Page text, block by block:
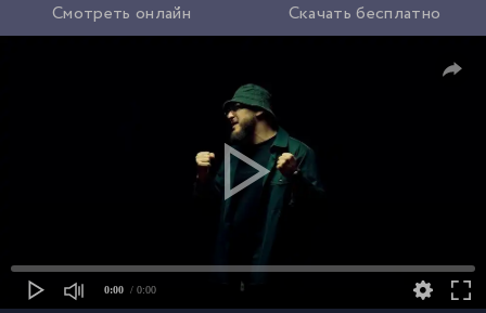
Смотреть онлайн Скачать бесплатно
0:00 / 0:00